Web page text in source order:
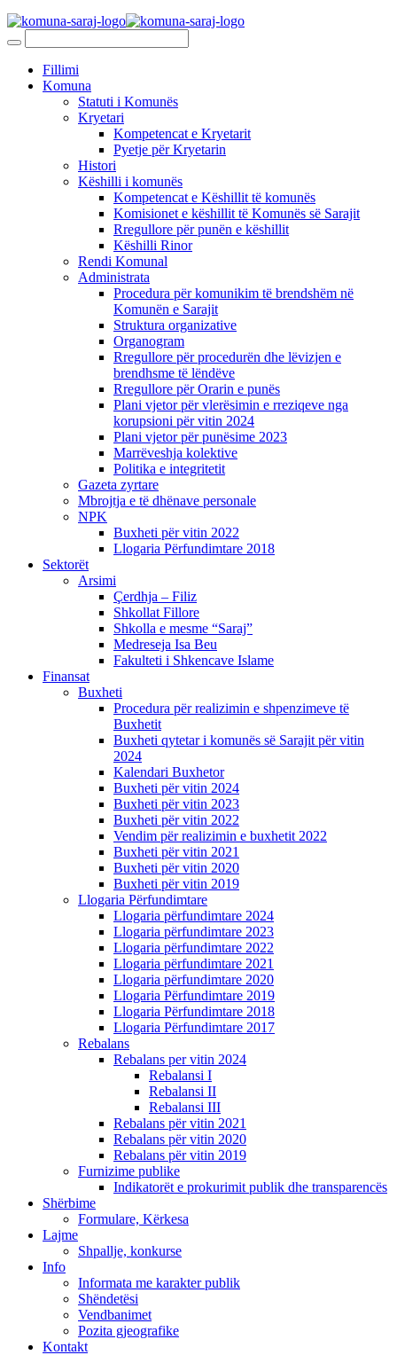
Fillimi
Komuna
Statuti i Komunës
Kryetari
Kompetencat e Kryetarit
Pyetje për Kryetarin
Histori
Këshilli i komunës
Kompetencat e Këshillit të komunës
Komisionet e këshillit të Komunës së Sarajit
Rregullore për punën e këshillit
Këshilli Rinor
Rendi Komunal
Administrata
Procedura për komunikim të brendshëm në
Komunën e Sarajit
Struktura organizative
Organogram
Rregullore për procedurën dhe lëvizjen e
brendhsme të lëndëve
Rregullore për Orarin e punës
Plani vjetor për vlerësimin e rreziqeve nga
korupsioni për vitin 2024
Plani vjetor për punësime 2023
Marrëveshja kolektive
Politika e integritetit
Gazeta zyrtare
Mbrojtja e të dhënave personale
NPK
Buxheti për vitin 2022
Llogaria Përfundimtare 2018
Sektorët
Arsimi
Çerdhja – Filiz
Shkollat Fillore
Shkolla e mesme “Saraj”
Medreseja Isa Beu
Fakulteti i Shkencave Islame
Finansat
Buxheti
Procedura për realizimin e shpenzimeve të
Buxhetit
Buxheti qytetar i komunës së Sarajit për vitin
2024
Kalendari Buxhetor
Buxheti për vitin 2024
Buxheti për vitin 2023
Buxheti për vitin 2022
Vendim për realizimin e buxhetit 2022
Buxheti për vitin 2021
Buxheti për vitin 2020
Buxheti për vitin 2019
Llogaria Përfundimtare
Llogaria përfundimtare 2024
Llogaria përfundimtare 2023
Llogaria përfundimtare 2022
Llogaria përfundimtare 2021
Llogaria përfundimtare 2020
Llogaria Përfundimtare 2019
Llogaria Përfundimtare 2018
Llogaria Përfundimtare 2017
Rebalans
Rebalans per vitin 2024
Rebalansi I
Rebalansi II
Rebalansi III
Rebalans për vitin 2021
Rebalans për vitin 2020
Rebalans për vitin 2019
Furnizime publike
Indikatorët e prokurimit publik dhe transparencës
Shërbime
Formulare, Kërkesa
Lajme
Shpallje, konkurse
Info
Informata me karakter publik
Shëndetësi
Vendbanimet
Pozita gjeografike
Kontakt